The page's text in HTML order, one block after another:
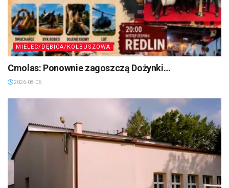
MIELEC/DĘBICA/KOLBUSZOWA
Cmolas: Ponownie zagoszczą Dożynki…
2026-08-06